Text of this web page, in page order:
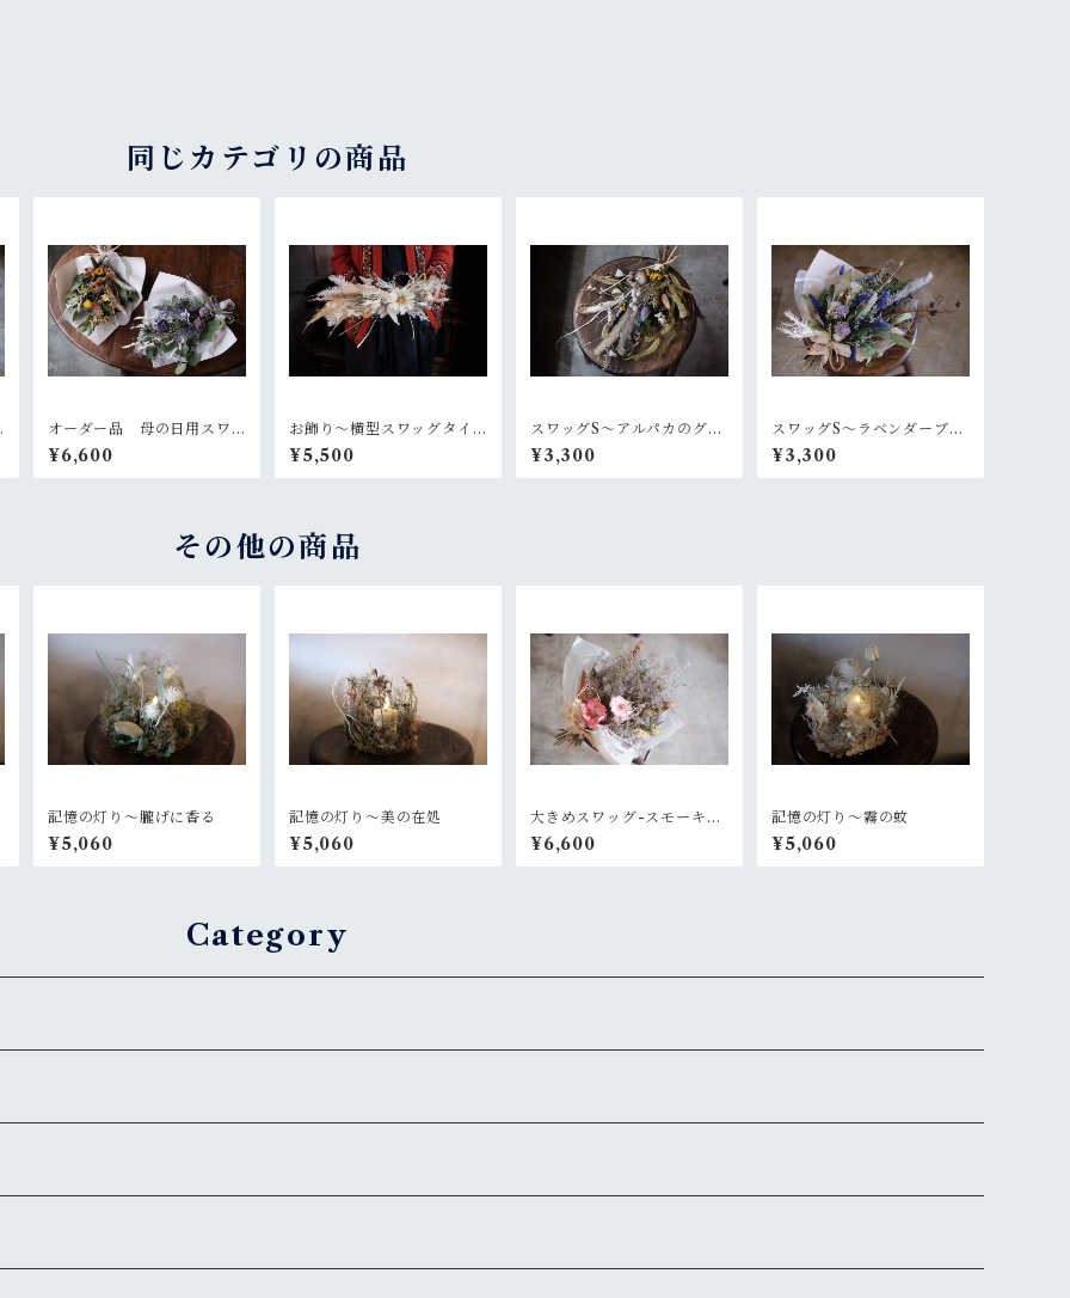
同じカテゴリの商品
オーダー品 母の日用スワ
ッグ2個セット
¥6,600
お飾り〜横型スワッグタイ
プb
¥5,500
スワッグS〜アルパカのグレ
ーなセーター
¥3,300
スワッグS〜ラベンダーブル
ー
¥3,300
その他の商品
記憶の灯り〜朧げに香る
¥5,060
記憶の灯り〜美の在処
¥5,060
大きめスワッグ-スモーキー
ピンク
¥6,600
記憶の灯り〜霧の蚊
¥5,060
Category